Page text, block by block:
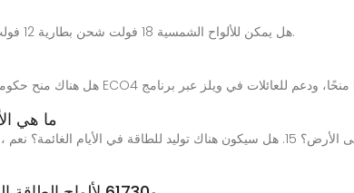
هل يمكن للألواح الشمسية 18 فولت شحن بطارية 12 فولت بشكل فعال؟ استكشاف ومعالجة المخاوف محتوى فارغ.
ما هي